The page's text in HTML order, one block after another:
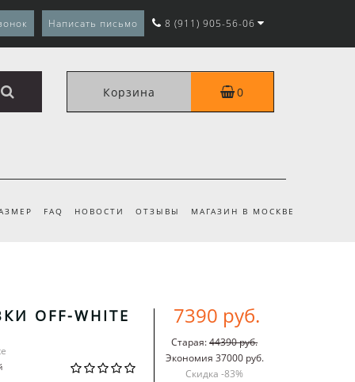
Написать письмо 8 (911) 905-56-06
Корзина 0
FAQ НОВОСТИ ОТЗЫВЫ МАГАЗИН В МОСКВЕ
OFF-WHITE 7390 руб.
Старая:44390 руб.
Экономия 37000 руб.
Скидка -83%